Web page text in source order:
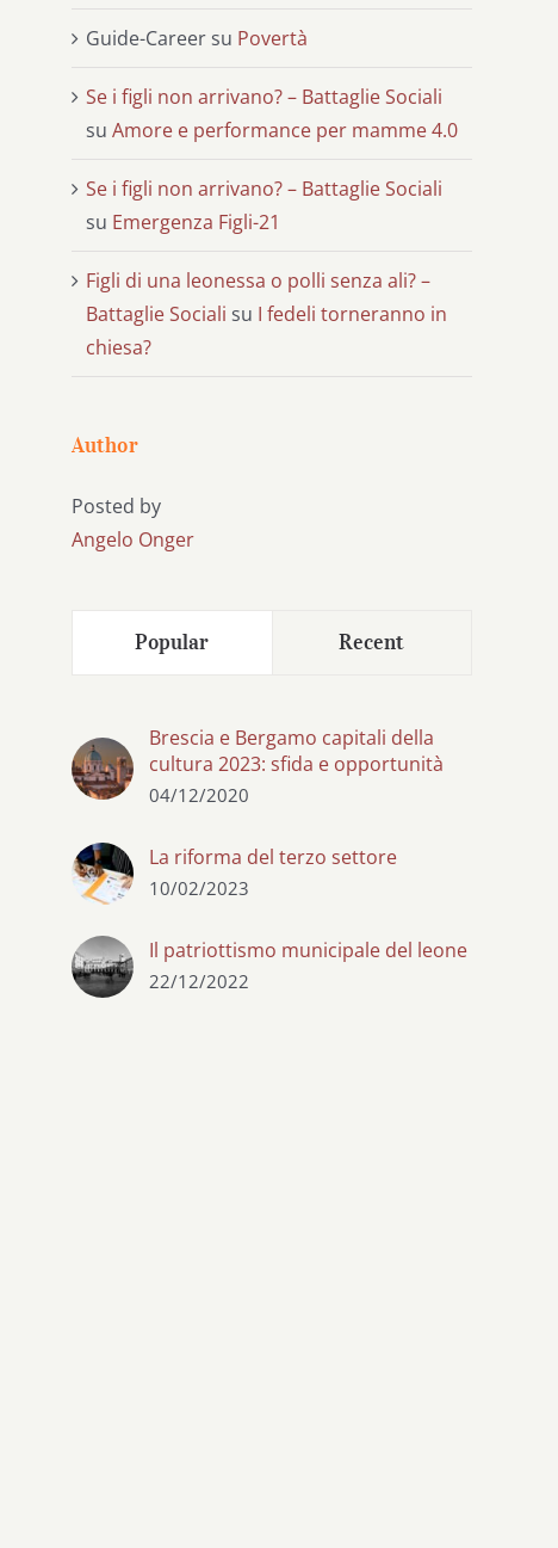
Guide-Career su Povertà
Se i figli non arrivano? – Battaglie Sociali
su Amore e performance per mamme 4.0
Se i figli non arrivano? – Battaglie Sociali
su Emergenza Figli-21
Figli di una leonessa o polli senza ali? –
Battaglie Sociali su I fedeli torneranno in
chiesa?
Author
Posted by
Angelo Onger
Popular Recent
Brescia e Bergamo capitali della
cultura 2023: sfida e opportunità
04/12/2020
La riforma del terzo settore
10/02/2023
Il patriottismo municipale del leone
22/12/2022